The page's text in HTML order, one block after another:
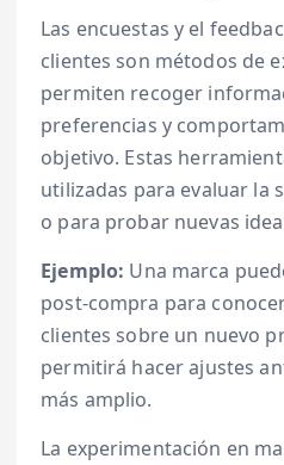
Las encuestas y el
clientes son métodos de
permiten recoger
preferencias y
objetivo. Estas
utilizadas para evaluar la
o para probar nuevas
Ejemplo: Una marca
post-compra para
clientes sobre un nuevo
permitirá hacer ajustes
más amplio.
La experimentación en